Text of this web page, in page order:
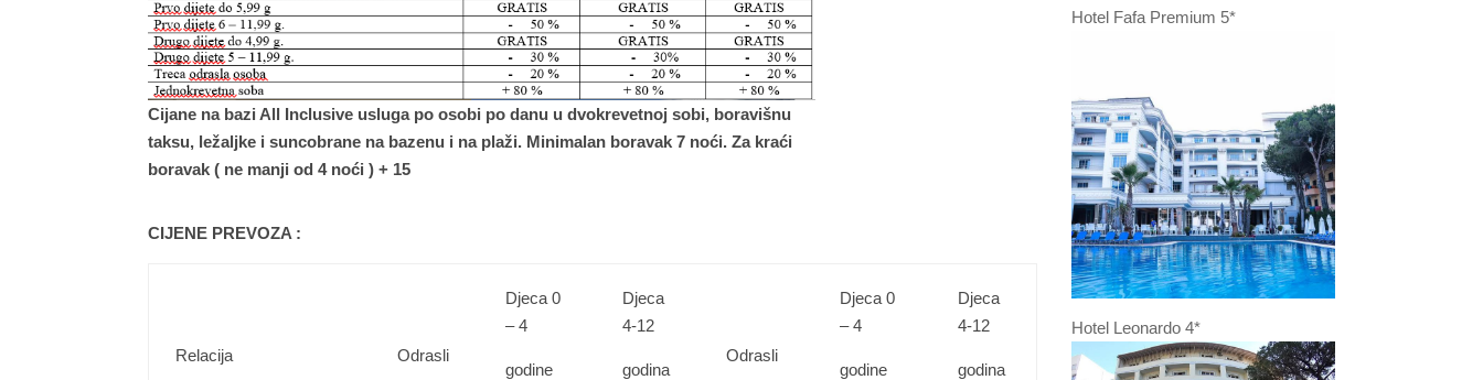
Cijane na bazi All Inclusive usluga po osobi po danu u dvokrevetnoj sobi, boravišnu
taksu, ležaljke i suncobrane na bazenu i na plaži. Minimalan boravak 7 noći. Za kraći
boravak ( ne manji od 4 noći ) + 15
CIJENE PREVOZA :
Relacija Odrasli
Djeca 0
– 4
godine
Djeca
4-12
godina
Odrasli
Djeca 0
– 4
godine
Djeca
4-12
godina
Hotel Fafa Premium 5*
Hotel Leonardo 4*